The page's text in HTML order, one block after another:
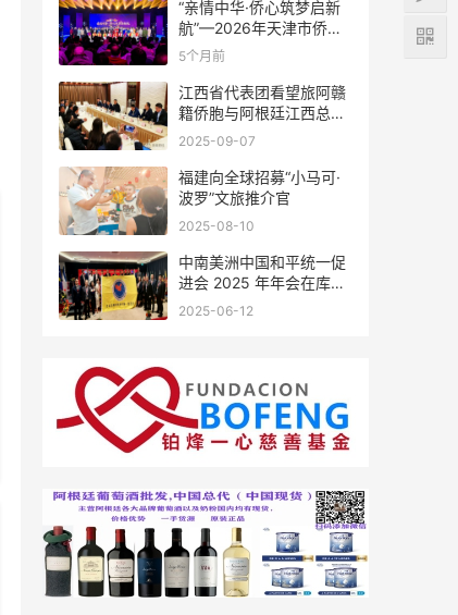
结！
“亲情中华·侨心筑梦启新
航”—2026年天津市侨界
新春联谊活动成功举办
5个月前
江西省代表团看望旅阿赣
籍侨胞与阿根廷江西总商
会座谈
2025-09-07
福建向全球招募“小马可·
波罗”文旅推介官
2025-08-10
中南美洲中国和平统一促
进会 2025 年年会在库拉
索圆满举行，共绘反“独”
2025-06-12